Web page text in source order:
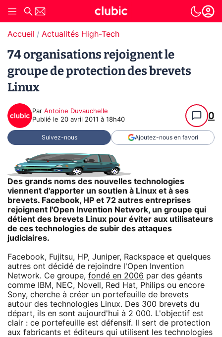
Accueil Actualités High-Tech
74 organisations rejoignent le
groupe de protection des brevets
Linux
Par Antoine Duvauchelle
Publié le 20 avril 2011 à 18h40 0
Suivez-nous Ajoutez-nous en favori
Des grands noms des nouvelles technologies
viennent d'apporter un soutien à Linux et à ses
brevets. Facebook, HP et 72 autres entreprises
rejoignent l'Open Invention Network, un groupe qui
détient des brevets Linux pour éviter aux utilisateurs
de ces technologies de subir des attaques
judiciaires.
Facebook, Fujitsu, HP, Juniper, Rackspace et quelques
autres ont décidé de rejoindre l'Open Invention
Network. Ce groupe, fondé en 2006 par des géants
comme IBM, NEC, Novell, Red Hat, Philips ou encore
Sony, cherche à créer un portefeuille de brevets
autour des technologies Linux. Des 300 brevets du
départ, ils en sont aujourd'hui à 2 000. L'objectif est
clair : ce portefeuille est défensif. Il sert de protection
aux fabricants et éditeurs qui utilisent les technologies